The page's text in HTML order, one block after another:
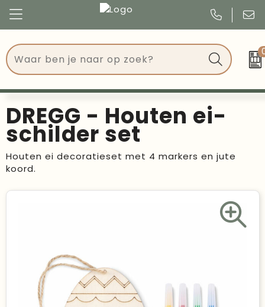
Tassen
Drinkwaren
Events
Schrijfwaren
Duurzame keuzes
Congres
Events
Kerst
Verjaardagen
DREGG - Houten ei-
schilder set
Houten ei decoratieset met 4 markers en jute
koord.